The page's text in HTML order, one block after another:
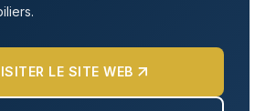
LE SITE WEB